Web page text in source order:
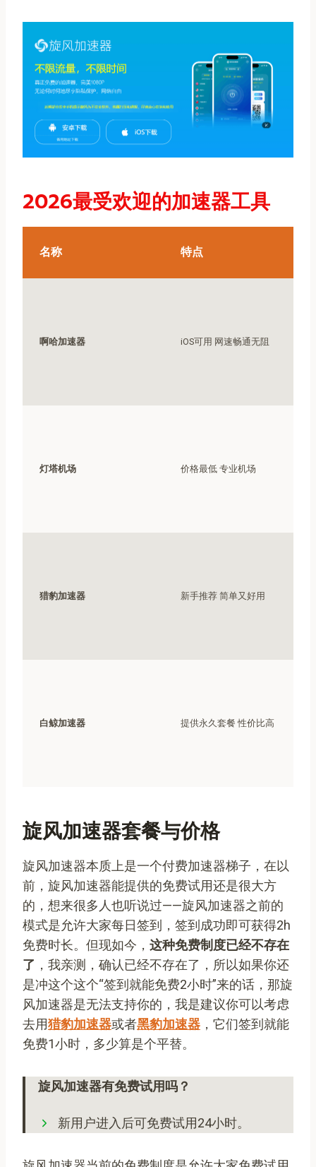
2026最受欢迎的加速器工具
名称 特点
啊哈加速器 iOS可用 网速畅通无阻
灯塔机场 价格最低 专业机场
猎豹加速器 新手推荐 简单又好用
白鲸加速器 提供永久套餐 性价比高
旋风加速器套餐与价格
旋风加速器本质上是一个付费加速器梯子，在以
前，旋风加速器能提供的免费试用还是很大方
的，想来很多人也听说过——旋风加速器之前的
模式是允许大家每日签到，签到成功即可获得2h
免费时长。但现如今， 这种免费制度已经不存在
了 ，我亲测，确认已经不存在了，所以如果你还
是冲这个这个“签到就能免费2小时”来的话，那旋
风加速器是无法支持你的，我是建议你可以考虑
去用猎豹加速器或者黑豹加速器 ，它们签到就能
免费1小时，多少算是个平替。
旋风加速器有免费试用吗？
新用户进入后可免费试用24小时。